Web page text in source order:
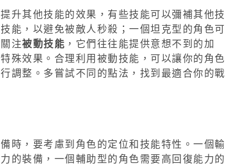
升其他技能的效果，有些技能可以彌補其他技
能，以避免被敵人秒殺；一個坦克型的角色可
注被動技能 ，它們往往能提供意想不到的加
殊效果。合理利用被動技能，可以讓你的角色
調整。多嘗試不同的點法，找到最適合你的戰
時，要考慮到角色的定位和技能特性。一個輸
的裝備，一個輔助型的角色需要高回復能力的